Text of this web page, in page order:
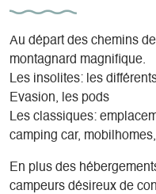
Au départ des chemins
montagnard magnifique.
Les insolites: les
Evasion, les pods
Les classiques:
camping car,
En plus des
campeurs désireux de